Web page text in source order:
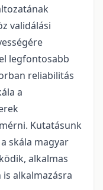
validálási
legfontosabb
reliabilitás
a
Kutatásunk
skála magyar
alkalmas
alkalmazásra